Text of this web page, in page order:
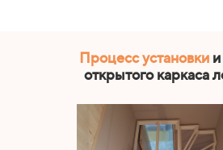
Процесс установки
открытого каркаса